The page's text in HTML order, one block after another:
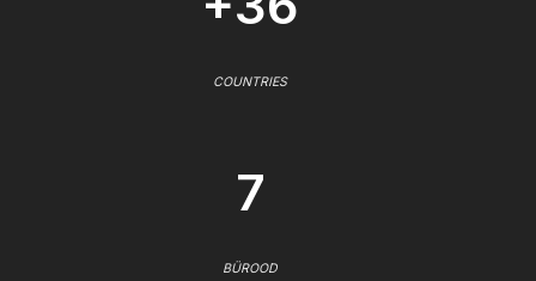
COUNTRIES
7
BÜROOD